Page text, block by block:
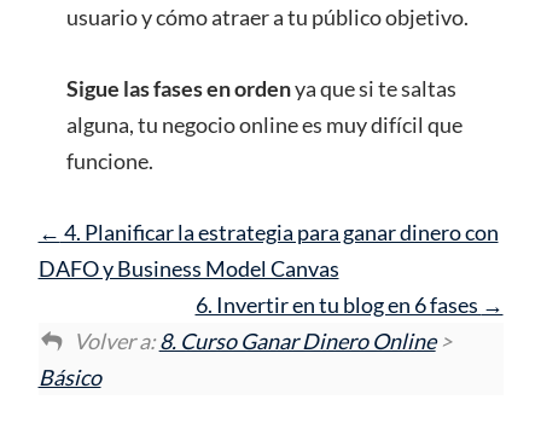
usuario y cómo atraer a tu público objetivo.
Sigue las fases en ordenya que si te saltas
alguna, tu negocio online es muy difícil que
funcione.
4. Planificar la estrategia para ganar dinero con
DAFO y Business Model Canvas
6. Invertir en tu blog en 6 fases
Volver a:8. Curso Ganar Dinero Online>
Básico